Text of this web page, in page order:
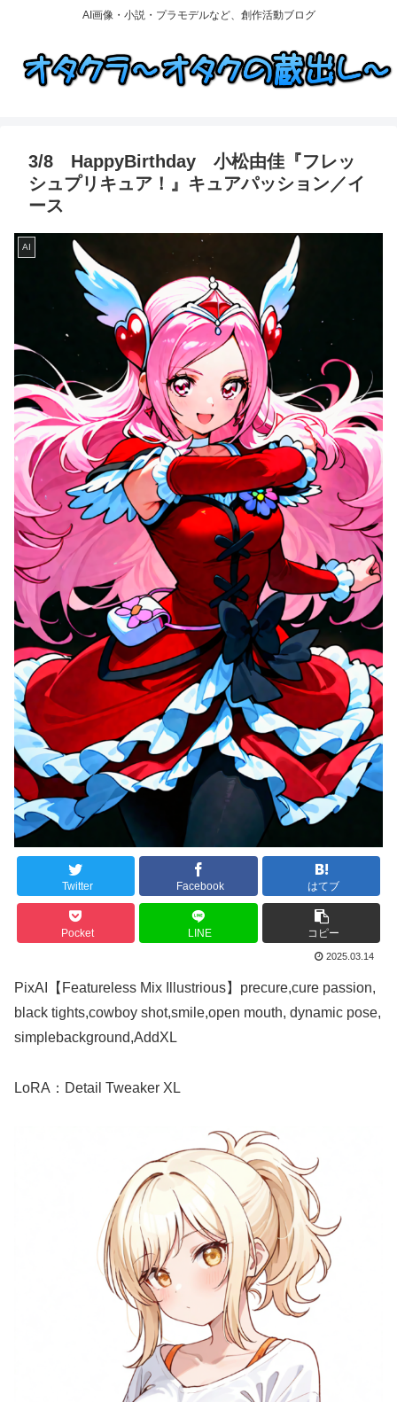
AI画像・小説・プラモデルなど、創作活動ブログ
3/8 HappyBirthday 小松由佳『フレッ
シュプリキュア！』キュアパッション／イ
ース
AI
Twitter Facebook はてブ
Pocket LINE コピー
2025.03.14
PixAI【Featureless Mix Illustrious】precure,cure passion,
black tights,cowboy shot,smile,open mouth, dynamic pose,
simplebackground,AddXL
LoRA：Detail Tweaker XL